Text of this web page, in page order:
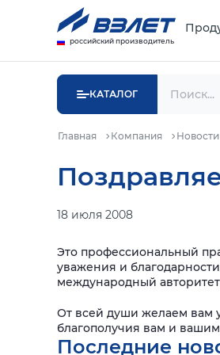
российский производитель
КАТАЛОГ
Главная Компания Новости
18 июля 2008
Это профессиональный
уважения и
международный
От всей души желаем вам
благополучия вам и
Последние